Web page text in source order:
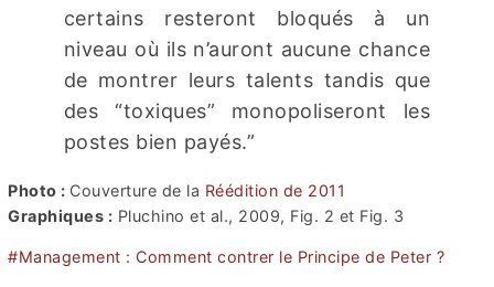
certains resteront bloqués à un
niveau où ils n’auront aucune chance
de montrer leurs talents tandis que
des “toxiques” monopoliseront les
postes bien payés.”
Photo : Couverture de la Réédition de 2011
Graphiques : Pluchino et al., 2009, Fig. 2 et Fig. 3
#Management : Comment contrer le Principe de Peter ?